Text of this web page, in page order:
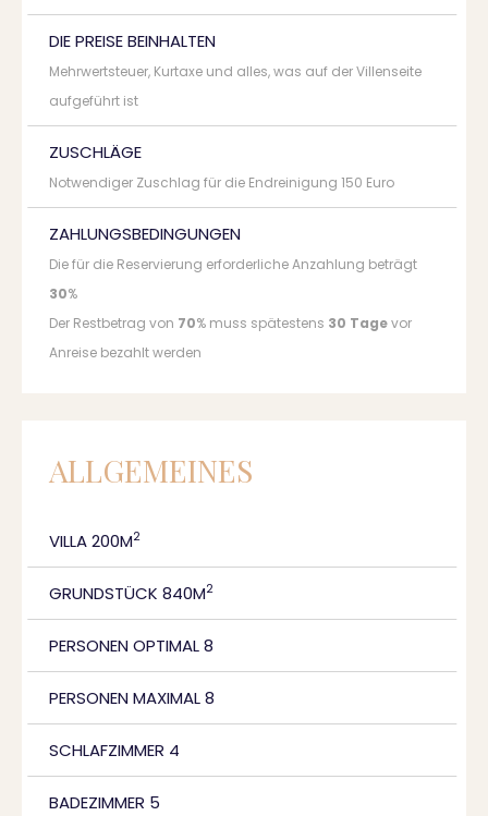
DIE PREISE BEINHALTEN
Mehrwertsteuer, Kurtaxe und alles, was auf der Villenseite
aufgeführt ist
ZUSCHLÄGE
Notwendiger Zuschlag für die Endreinigung 150 Euro
ZAHLUNGSBEDINGUNGEN
Die für die Reservierung erforderliche Anzahlung beträgt
30%
Der Restbetrag von 70% muss spätestens 30 Tagevor
Anreise bezahlt werden
ALLGEMEINES
VILLA 200M2
GRUNDSTÜCK 840M2
PERSONEN OPTIMAL 8
PERSONEN MAXIMAL 8
SCHLAFZIMMER 4
BADEZIMMER 5